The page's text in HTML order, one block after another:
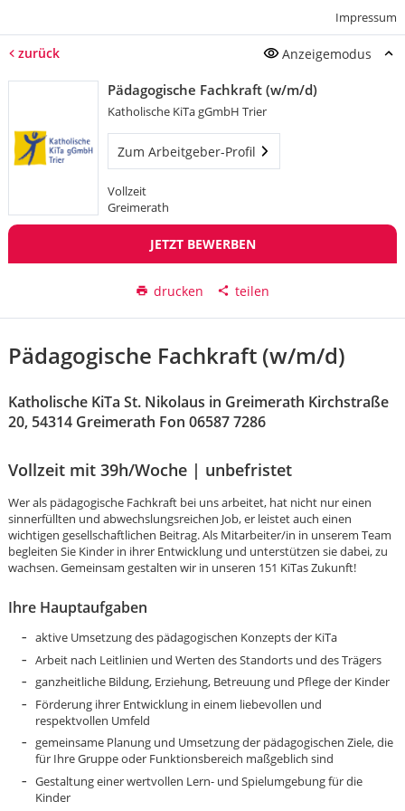
Impressum
zurück Anzeigemodus
Pädagogische Fachkraft (w/m/d)
Katholische KiTa gGmbH Trier
Zum Arbeitgeber-Profil
Vollzeit
Greimerath
JETZT BEWERBEN
drucken teilen
Pädagogische Fachkraft (w/m/d)
Katholische KiTa St. Nikolaus in Greimerath Kirchstraße
20, 54314 Greimerath Fon 06587 7286
Vollzeit mit 39h/Woche | unbefristet
Wer als pädagogische Fachkraft bei uns arbeitet, hat nicht nur einen
sinnerfüllten und abwechslungsreichen Job, er leistet auch einen
wichtigen gesellschaftlichen Beitrag. Als Mitarbeiter/in in unserem Team
begleiten Sie Kinder in ihrer Entwicklung und unterstützen sie dabei, zu
wachsen. Gemeinsam gestalten wir in unseren 151 KiTas Zukunft!
Ihre Hauptaufgaben
aktive Umsetzung des pädagogischen Konzepts der KiTa
Arbeit nach Leitlinien und Werten des Standorts und des Trägers
ganzheitliche Bildung, Erziehung, Betreuung und Pflege der Kinder
Förderung ihrer Entwicklung in einem liebevollen und
respektvollen Umfeld
gemeinsame Planung und Umsetzung der pädagogischen Ziele, die
für Ihre Gruppe oder Funktionsbereich maßgeblich sind
Gestaltung einer wertvollen Lern- und Spielumgebung für die
Kinder
Karte anzeigen